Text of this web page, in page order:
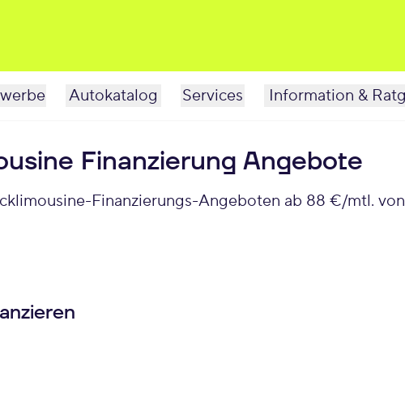
Autokatalog Services Information &
Finanzierung Angebote
Finanzierungs-Angeboten ab 88 €/mtl.